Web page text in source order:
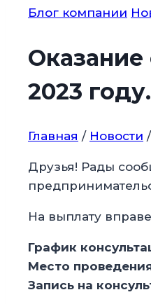
Блог компании
2023 году.
Главная / Новости /
Друзья! Рады
На выплату
График
Место
Запись на